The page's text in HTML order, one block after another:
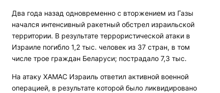
Два года назад одновременно с вторжением из Газы
начался интенсивный ракетный обстрел израильской
территории. В результате террористической атаки в
Израиле погибло 1,2 тыс. человек из 37 стран, в том
числе трое граждан Беларуси; пострадало 7,3 тыс.
На атаку ХАМАС Израиль ответил активной военной
операцией, в результате которой было ликвидировано